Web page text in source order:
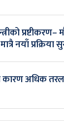
नयाँ प्रक्रिया
अधिक